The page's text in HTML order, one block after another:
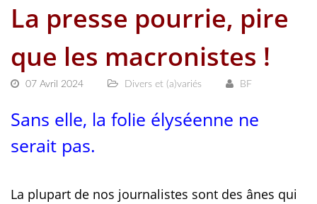
La presse pourrie, pire
que les macronistes !
07 Avril 2024 Divers et (a)variés BF
Sans elle, la folie élyséenne ne
serait pas.
La plupart de nos journalistes sont des ânes qui